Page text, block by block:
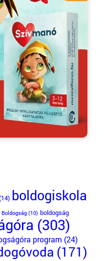
boldogiskola
Boldogság(10) boldogság
(303)
program (24)
(171)